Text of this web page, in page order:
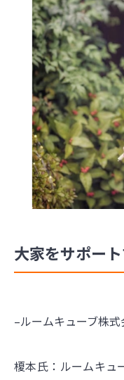
大家をサポー
–ルームキューブ株式
榎本氏：ルームキュ